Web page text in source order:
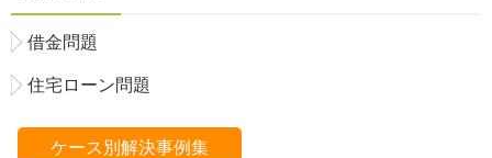
借金問題
住宅ローン問題
ケース別解決事例集